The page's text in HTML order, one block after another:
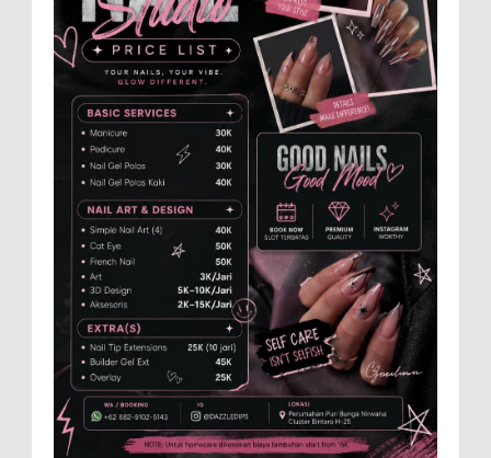
Anggota Karang Taruna Urunan Demi
Nobar Indonesia Lawan Vietnam
Pertandingan sepakbola antara Tim
Indonesia dan Vietnam tidak dilewatkan
begitu saha oleh penggemar bola, termasuk karang
taruna bahkan mere...
Santri Milenial Siap Sukseskan Program
PTSL
Bupati Jember Gus Fawait bangga di
Jember kini memiliki organisasi santri
milenial, sehingga bisa turut membantu program
pembangunan daerah....
Menko Zulhas Wajibkan Program Makan
Bergizi Gratis Menyerap Bahan Pangan